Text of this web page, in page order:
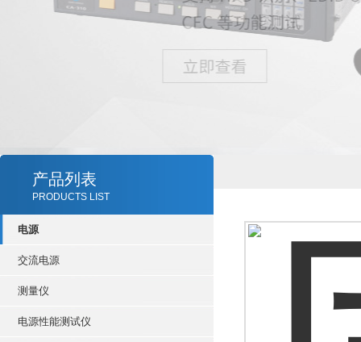
产品列表
PRODUCTS LIST
电源
交流电源
测量仪
电源性能测试仪